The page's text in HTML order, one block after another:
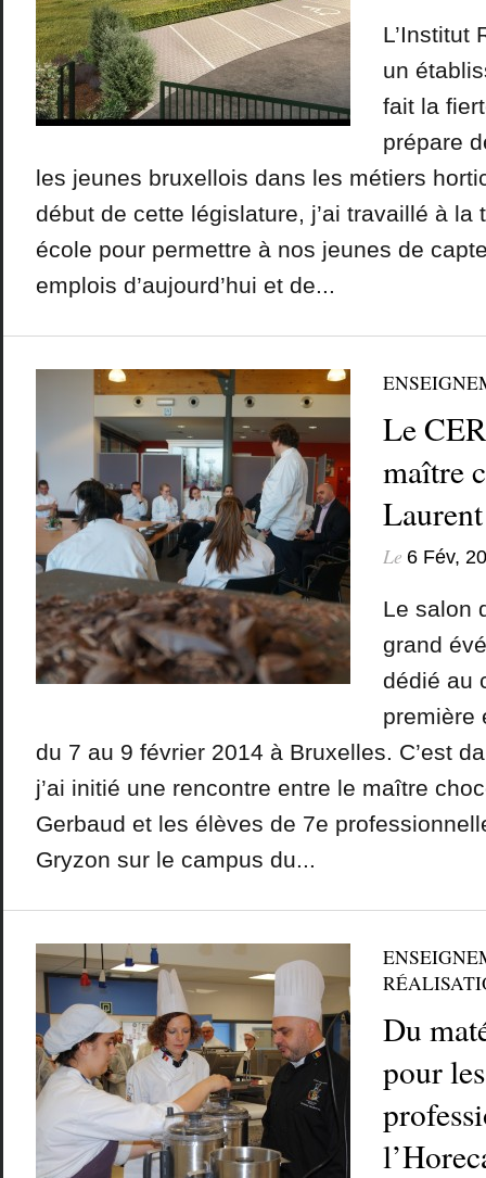
L’Institut
un
fait la
prépare
les jeunes bruxellois dans les métiers
début de cette législature, j’ai travaillé à la
école pour permettre à nos jeunes de
emplois d’aujourd’hui et de...
Le
maître
Le 6 Fév,
Le salon
grand
dédié au
première
du 7 au 9 février 2014 à Bruxelles. C’est
j’ai initié une rencontre entre le maître
Gerbaud et les élèves de 7e
Gryzon sur le campus du...
Du
pour